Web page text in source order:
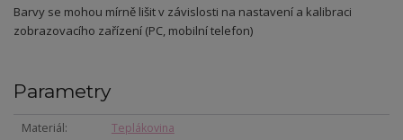
Barvy se mohou mírně lišit v závislosti na nastavení a kalibraci
zobrazovacího zařízení (PC, mobilní telefon)
Parametry
Materiál
Teplákovina